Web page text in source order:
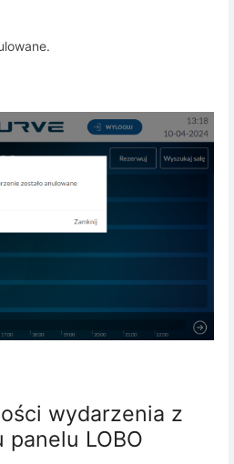
wydarzenia z
panelu LOBO